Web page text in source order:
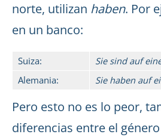
norte, utilizan haben. Por
en un banco:
Suiza:
Sie sind auf
Alemania:
Sie haben auf
Pero esto no es lo peor,
diferencias entre el